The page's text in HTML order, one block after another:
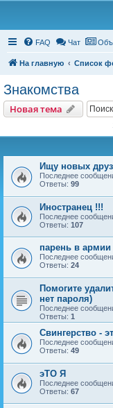
FAQ Чат
На главную Список
Знакомства
Новая тема
Новаятема
Ищу новых
Последнее
Ответы: 99
Иностранец !!!
Последнее
Ответы: 107
парень в армии
Последнее
Ответы: 24
Помогите
нет пароля)
Последнее
Ответы: 1
Свингерство -
Последнее
Ответы: 49
эТО Я
Последнее
Ответы: 67